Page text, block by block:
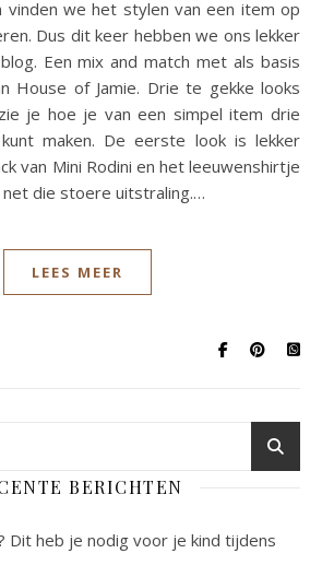
vinden we het stylen van een item op
Dus dit keer hebben we ons lekker
Een mix and match met als basis
House of Jamie. Drie te gekke looks
je hoe je van een simpel item drie
maken. De eerste look is lekker
van Mini Rodini en het leeuwenshirtje
net die stoere uitstraling.…
LEES MEER
BERICHTEN
Dit heb je nodig voor je kind tijdens